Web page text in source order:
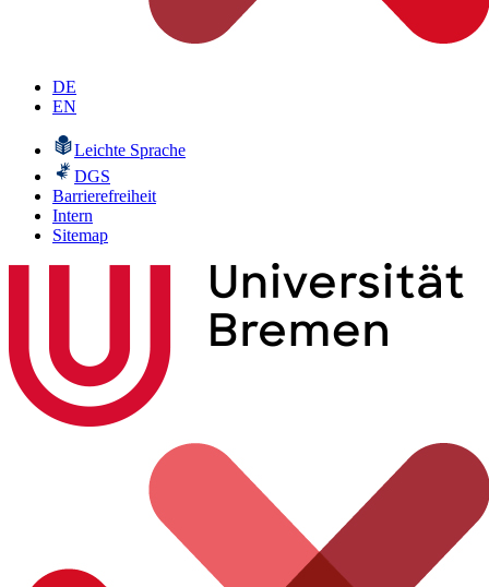
DE
EN
Leichte Sprache
DGS
Barrierefreiheit
Intern
Sitemap